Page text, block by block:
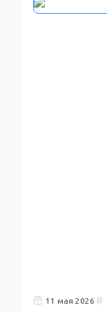
11 мая 2026